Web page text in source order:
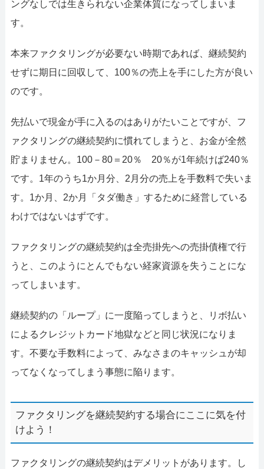
ングなしでは生きられない企業体質になってしまいま
す。
本来ファクタリングが必要ない時期であれば、継続契約
せずに期日に回収して、100％の売上を手にした方が良い
のです。
先払いで現金が手に入るのはありがたいことですが、フ
ァクタリングの継続契約に慣れてしまうと、お金が全然
貯まりません。100－80＝20％ 20％が1年続けば240％
です。1年のうち1か月分、2月分の売上を手数料で失いま
す。1か月、2か月「タダ働き」するために経営している
わけではないはずです。
ファクタリングの継続契約は全売掛先への売掛債権で行
うと、このようにとんでもない経家資源を失うことにな
ってしまいます。
継続契約の「ループ」に一度陥ってしまうと、リボ払い
によるクレジットカード地獄などと同じ状況になりま
す。不要な手数料によって、みなさまのキャッシュが却
ってなくなってしまう事態に陥ります。
ファクタリングを継続契約する場合にここに気を付
けよう！
ファクタリングの継続契約はデメリットがあります。し